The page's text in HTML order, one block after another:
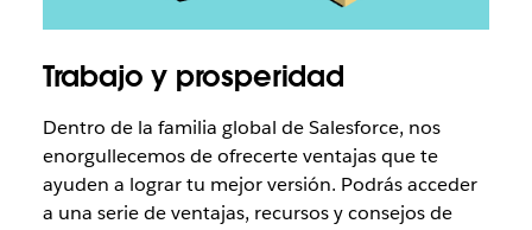
Trabajo y prosperidad
Dentro de la familia global de Salesforce, nos
enorgullecemos de ofrecerte ventajas que te
ayuden a lograr tu mejor versión. Podrás acceder
a una serie de ventajas, recursos y consejos de